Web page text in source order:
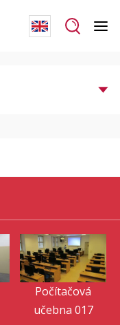
Počítačová
učebna 017